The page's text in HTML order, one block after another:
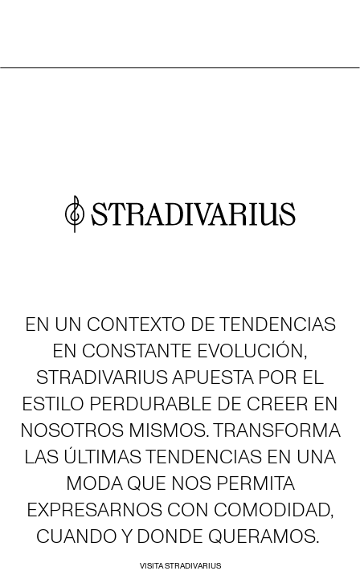
EN UN CONTEXTO DE TENDENCIAS
EN CONSTANTE EVOLUCIÓN,
STRADIVARIUS APUESTA POR EL
ESTILO PERDURABLE DE CREER EN
NOSOTROS MISMOS. TRANSFORMA
LAS ÚLTIMAS TENDENCIAS EN UNA
MODA QUE NOS PERMITA
EXPRESARNOS CON COMODIDAD,
CUANDO Y DONDE QUERAMOS.
VISITA STRADIVARIUS